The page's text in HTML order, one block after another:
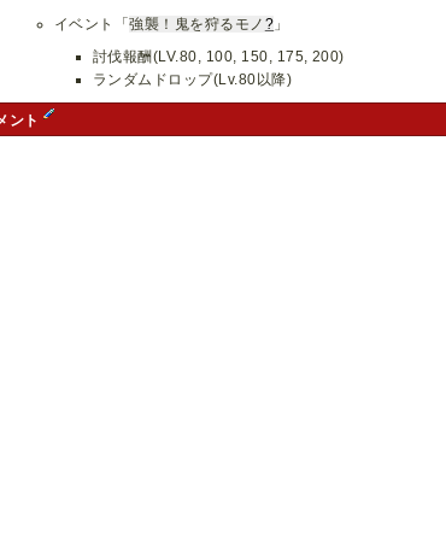
イベント「強襲！鬼を狩るモノ ? 」
討伐報酬(LV.80, 100, 150, 175, 200)
ランダムドロップ(Lv.80以降)
ント